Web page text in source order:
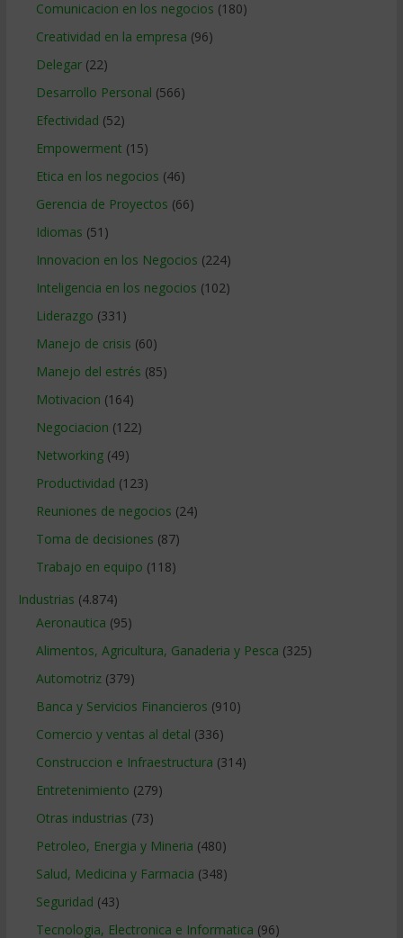
Comunicacion en los negocios (180)
Creatividad en la empresa (96)
Delegar(22)
Desarrollo Personal (566)
Efectividad (52)
Empowerment (15)
Etica en los negocios (46)
Gerencia de Proyectos (66)
Idiomas (51)
Innovacion en los Negocios (224)
Inteligencia en los negocios (102)
Liderazgo (331)
Manejo de crisis (60)
Manejo del estrés (85)
Motivacion (164)
Negociacion (122)
Networking(49)
Productividad (123)
Reuniones de negocios (24)
Toma de decisiones (87)
Trabajo en equipo (118)
Industrias (4.874)
Aeronautica (95)
Alimentos, Agricultura, Ganaderia y Pesca (325)
Automotriz(379)
Banca y Servicios Financieros (910)
Comercio y ventas al detal (336)
Construccion e Infraestructura (314)
Entretenimiento (279)
Otras industrias (73)
Petroleo, Energia y Mineria (480)
Salud, Medicina y Farmacia (348)
Seguridad (43)
Tecnologia, Electronica e Informatica (96)